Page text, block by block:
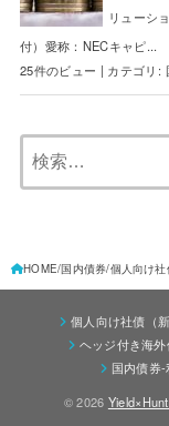
リューシ
付）愛称：NECキャピ...
25件のビュー | カテゴリ:
HOME 国内債券 個人向け
個人向け社債（
ヘッジ付き海
国内債券
© 2026